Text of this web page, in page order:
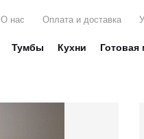
О нас Оплата и доставка
Тумбы Кухни Готовая